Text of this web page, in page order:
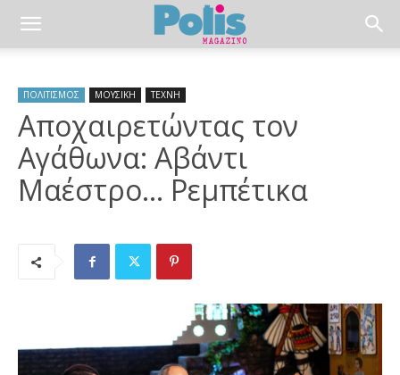
ΠΟΛΙΤΙΣΜΟΣ ΜΟΥΣΙΚΗ ΤΕΧΝΗ
Αποχαιρετώντας τον
Αγάθωνα: Αβάντι
Μαέστρο… Ρεμπέτικα